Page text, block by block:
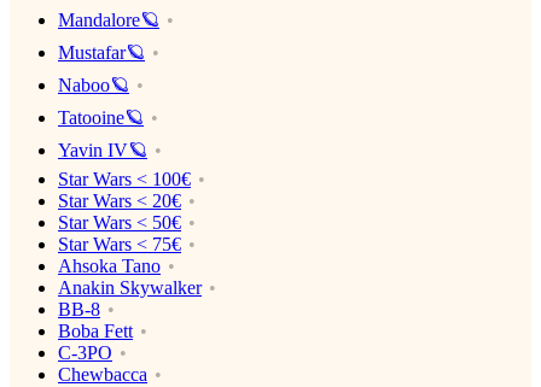
Mandalore🪐
Mustafar🪐
Naboo🪐
Tatooine🪐
Yavin IV🪐
Star Wars < 100€
Star Wars < 20€
Star Wars < 50€
Star Wars < 75€
Ahsoka Tano
Anakin Skywalker
BB-8
Boba Fett
C-3PO
Chewbacca